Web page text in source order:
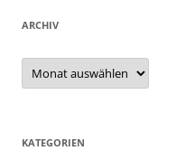
ARCHIV
Archiv
KATEGORIEN